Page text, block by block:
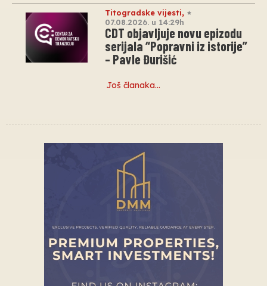
Titogradske vijesti,
07.08.2026. u 14:29h
CDT objavljuje novu epizodu
serijala “Popravni iz istorije”
– Pavle Đurišić
Još članaka…